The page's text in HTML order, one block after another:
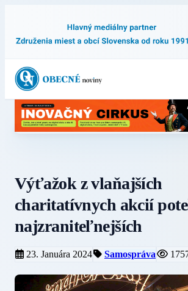
Výťažok z vlaňajších
charitatívnych akcií
najzraniteľnejších
23. Januára 2024 Samospráva